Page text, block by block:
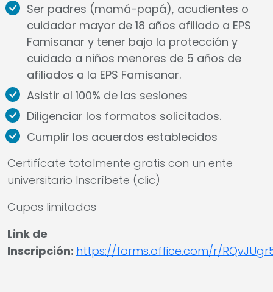
Ser padres (mamá-papá), acudientes o
cuidador mayor de 18 años afiliado a EPS
Famisanar y tener bajo la protección y
cuidado a niños menores de 5 años de
afiliados a la EPS Famisanar.
Asistir al 100% de las sesiones
Diligenciar los formatos solicitados.
Cumplir los acuerdos establecidos
Certifícate totalmente gratis con un ente
universitario Inscríbete (clic)
Cupos limitados
Link de
Inscripción: https://forms.office.com/r/